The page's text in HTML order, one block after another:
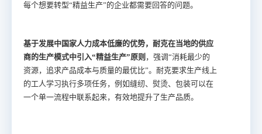
每个想要转型“精益生产”的企业都需要回答的问题。
基于发展中国家人力成本低廉的优势，耐克在当地的供应
商的生产模式中引入“精益生产”原则 ，强调“消耗最少的
资源，追求产品成本与质量的最优比”。耐克要求生产线上
的工人学习执行多项任务，例如缝纫、熨烫、包装可以在
一个单一流程中联系起来，有效地提升了生产品质。